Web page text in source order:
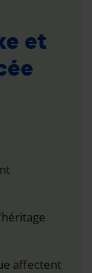
et
affectent